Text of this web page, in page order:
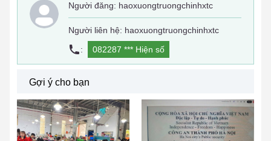
Người đăng: haoxuongtruongchinhxtc
Người liên hệ: haoxuongtruongchinhxtc
:
082287 *** Hiện số
Gợi ý cho bạn